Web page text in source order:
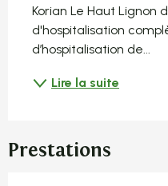
Korian Le Haut Lignon
d'hospitalisation
d’hospitalisation de...
Lire la suite
Prestations